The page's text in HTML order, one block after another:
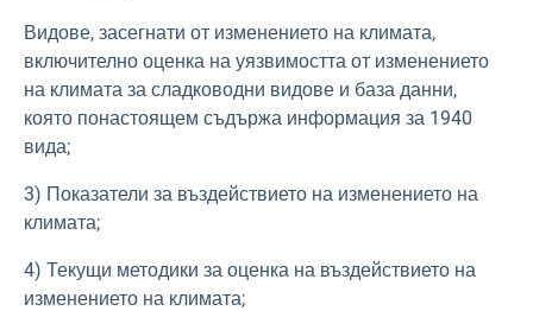
Видове, засегнати от изменението на климата,
включително оценка на уязвимостта от изменението
на климата за сладководни видове и база данни,
която понастоящем съдържа информация за 1940
вида;
3) Показатели за въздействието на изменението на
климата;
4) Текущи методики за оценка на въздействието на
изменението на климата;